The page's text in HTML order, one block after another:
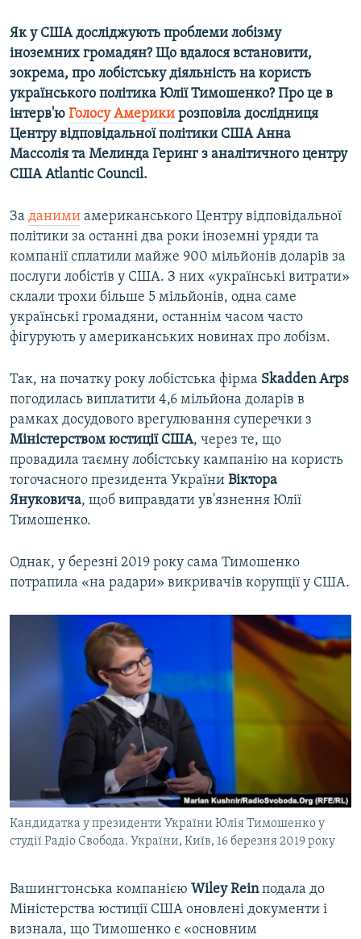
ДОЛУЧАЙСЯ!
Усі сайти RFE/RL
Як у США досліджують проблеми лобізму
іноземних громадян? Що вдалося встановити,
зокрема, про лобістську діяльність на користь
українського політика Юлії Тимошенко? Про це в
інтерв'ю Голосу Америки розповіла дослідниця
Центру відповідальної політики США Анна
Массолія та Мелинда Геринг з аналітичного центру
США Atlantic Council​.
За даними американського Центру відповідальної
політики за останні два роки іноземні уряди та
компанії сплатили майже 900 мільйонів доларів за
послуги лобістів у США. З них «українські витрати»
склали трохи більше 5 мільйонів, одна саме
українські громадяни, останнім часом часто
фігурують у американських новинах про лобізм.
Так, на початку року лобістська фірма Skadden Arps
погодилась виплатити 4,6 мільйона доларів в
рамках досудового врегулювання суперечки з
Міністерством юстиції США, через те, що
провадила таємну лобістську кампанію на користь
тогочасного президента України Віктора
Януковича, щоб виправдати ув'язнення Юлії
Тимошенко.
Однак, у березні 2019 року сама Тимошенко
потрапила «на радари» викривачів корупції у США.
Кандидатка у президенти України Юлія Тимошенко у
студії Радіо Свобода. України, Київ, 16 березня 2019 року
Вашингтонська компанією Wiley Reinподала до
Міністерства юстиції США оновлені документи і
визнала, що Тимошенко є «основним